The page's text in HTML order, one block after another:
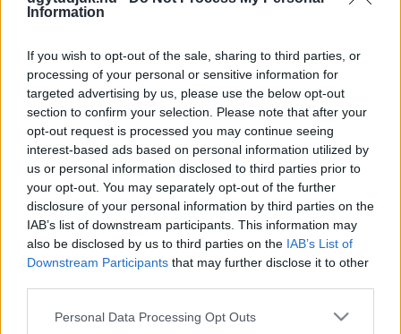
Information
If you wish to opt-out of the sale, sharing to third parties, or
processing of your personal or sensitive information for
targeted advertising by us, please use the below opt-out
section to confirm your selection. Please note that after your
opt-out request is processed you may continue seeing
interest-based ads based on personal information utilized by
us or personal information disclosed to third parties prior to
your opt-out. You may separately opt-out of the further
disclosure of your personal information by third parties on the
IAB’s list of downstream participants. This information may
also be disclosed by us to third parties on the IAB’s List of
Downstream Participants that may further disclose it to other
Please note that this website/app uses one or more Google
Personal Data Processing Opt Outs
A RENDŐRSÉG IS VIZSGÁLJA A KEDDI
2022. március. 17. 14:45
A jelmezes embert ollóval többször megszúrták, majd meg is
ütötték a fideszes Békemenet résztvevői.
EDDIG ISMERETLEN, "KAR NÉLKÜLI"
DINOSZAURUSZFAJT FEDEZTEK FEL
ARGENTÍNÁBAN
2022. február. 20. 19:56
Még a tirannoszaurusz rexnél is rövidebb, valójában
használhatatlan mellső végtagjai voltak.
BÁRHOVA NÉZÜNK, OTT DINÓ LESZ A
JURASSIC WORLD: VILÁGURALOMBAN
2022. február. 10. 15:51
KILENCVENMILLIÓ ÉVES RAPTORCSONTOKAT